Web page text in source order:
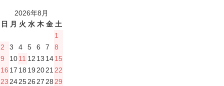
2026年8月
日
月 火 水 木 金 土
1
2
3 4 5 6 7
8
9
1011 12 13 1415
16 17 18 19 2021 22
23 242526 27 28 29